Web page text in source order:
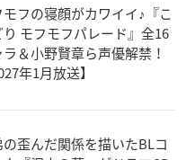
モフの寝顔がカワイイ♪『こ
り モフモフパレード』全16
＆小野賢章ら声優解禁！
年1月放送】
の歪んだ関係を描いたBLコ